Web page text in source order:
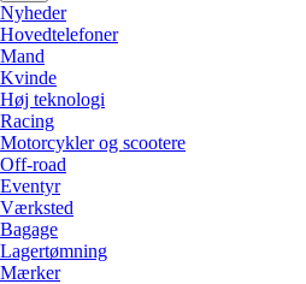
Nyheder
Hovedtelefoner
Mand
Kvinde
Høj teknologi
Racing
Motorcykler og scootere
Off-road
Eventyr
Værksted
Bagage
Lagertømning
Mærker